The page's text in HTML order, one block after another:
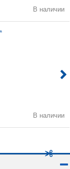
В наличии
В наличии